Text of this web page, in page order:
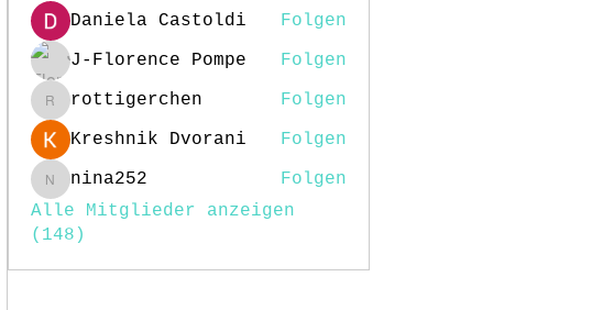
Daniela Castoldi
Folgen
J-Florence Pompe
Folgen
rottigerchen
rottigerchen
Folgen
Kreshnik Dvorani
Folgen
nina252
nina252
Folgen
Alle Mitglieder anzeigen
(148)